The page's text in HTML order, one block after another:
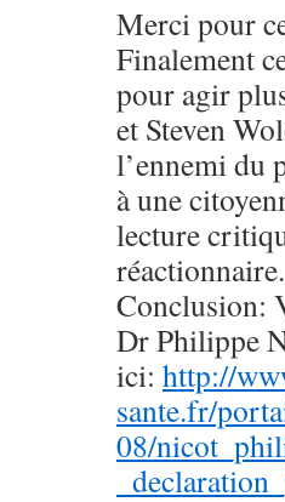
Merci pour
Finalement
pour agir
et Steven
l’ennemi du
à une
lecture
réactionnaire.
Conclusion:
Dr Philippe
ici: http://
sante.fr/
08/